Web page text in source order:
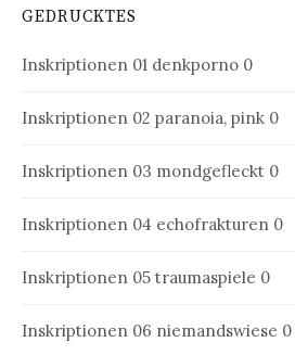
GEDRUCKTES
Inskriptionen 01 denkporno 0
Inskriptionen 02 paranoia, pink 0
Inskriptionen 03 mondgefleckt 0
Inskriptionen 04 echofrakturen 0
Inskriptionen 05 traumaspiele 0
Inskriptionen 06 niemandswiese 0